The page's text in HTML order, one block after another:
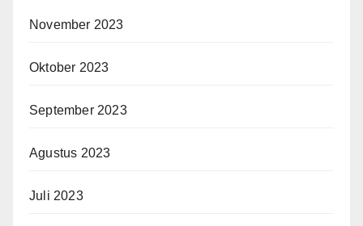
November 2023
Oktober 2023
September 2023
Agustus 2023
Juli 2023